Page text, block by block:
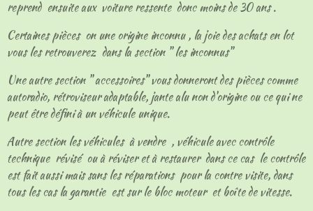
reprend ensuite aux voiture ressente donc moins de 30 ans .
Certaines pièces on une origine inconnu , la joie des achats en lot
vous les retrouverez dans la section " les inconnus"
Une autre section " accessoires" vous donneront des pièces comme
autoradio, rétroviseur adaptable, jante alu non d'origine ou ce qui ne
peut être défini à un véhicule unique.
Autre section les véhicules à vendre , véhicule avec contrôle
technique révisé ou à réviser et à restaurer dans ce cas le contrôle
est fait aussi mais sans les réparations pour la contre visite, dans
tous les cas la garantie est sur le bloc moteur et boîte de vitesse.